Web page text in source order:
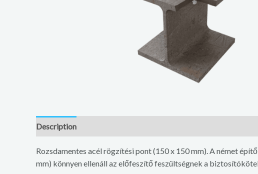
Description
Rozsdamentes acél rögzítési pont (150 x 150 mm). A német
mm) könnyen ellenáll az előfeszítő feszültségnek a